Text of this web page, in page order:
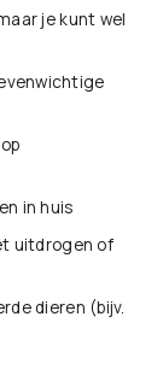
je kunt wel
in huis
uitdrogen of
dieren (bijv.